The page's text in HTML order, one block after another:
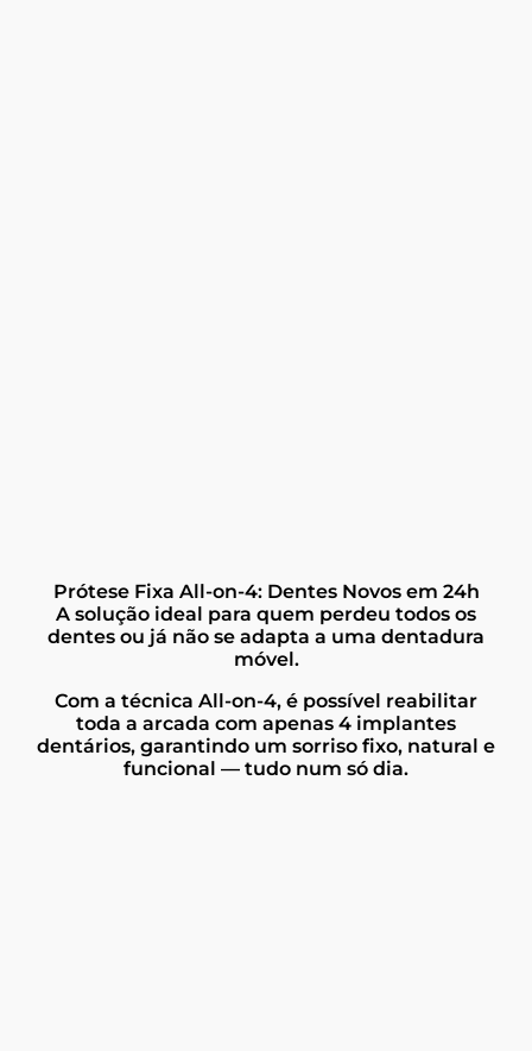
Prótese Fixa All-on-4: Dentes Novos em 24h
A solução ideal para quem perdeu todos os
dentes ou já não se adapta a uma dentadura
móvel.
Com a técnica All-on-4, é possível reabilitar
toda a arcada com apenas 4 implantes
dentários, garantindo um sorriso fixo, natural e
funcional — tudo num só dia.